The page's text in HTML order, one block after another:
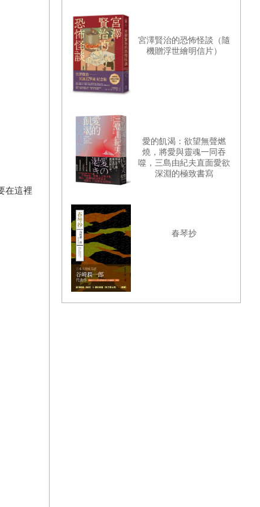
在這裡
宮澤賢治的恐怖怪談（隨
機贈浮世繪明信片）
愛的飢渴：欲望無聲燃
燒，將愛與靈魂一同吞
噬，三島由紀夫直面愛欲
深淵的極致書寫
春琴抄